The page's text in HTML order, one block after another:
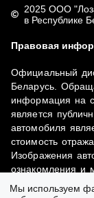
2025 ООО
в Республике
Правовая
Официальный
Беларусь.
информация на
является
автомобиля
стоимость
Изображения
ознакомления и
реализуемых
Мы используем